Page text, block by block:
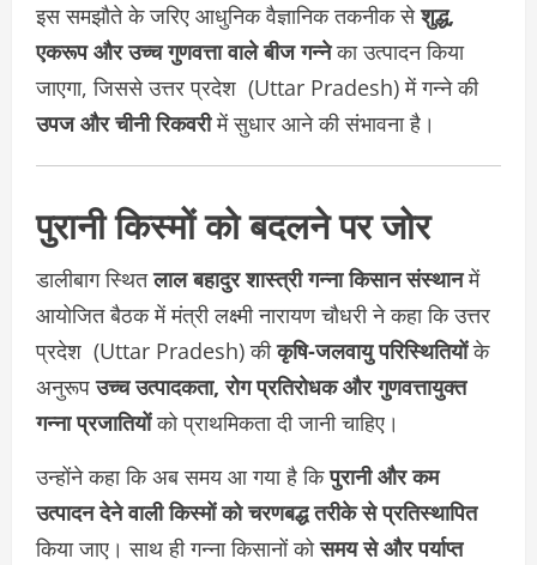
इस समझौते के जरिए आधुनिक वैज्ञानिक तकनीक सेशुद्ध,
एकरूप और उच्च गुणवत्ता वाले बीज गन्नेका उत्पादन किया
जाएगा, जिससे उत्तर प्रदेश (Uttar Pradesh) में गन्ने की
उपज और चीनी रिकवरीमें सुधार आने की संभावना है।
पुरानी किस्मों को बदलने पर जोर
डालीबाग स्थितलाल बहादुर शास्त्री गन्ना किसान संस्थानमें
आयोजित बैठक में मंत्री लक्ष्मी नारायण चौधरी ने कहा कि उत्तर
प्रदेश (Uttar Pradesh) कीकृषि-जलवायु परिस्थितियोंके
अनुरूपउच्च उत्पादकता, रोग प्रतिरोधक और गुणवत्तायुक्त
गन्ना प्रजातियोंको प्राथमिकता दी जानी चाहिए।
उन्होंने कहा कि अब समय आ गया है किपुरानी और कम
उत्पादन देने वाली किस्मों को चरणबद्ध तरीके से प्रतिस्थापित
किया जाए। साथ ही गन्ना किसानों कोसमय से और पर्याप्त